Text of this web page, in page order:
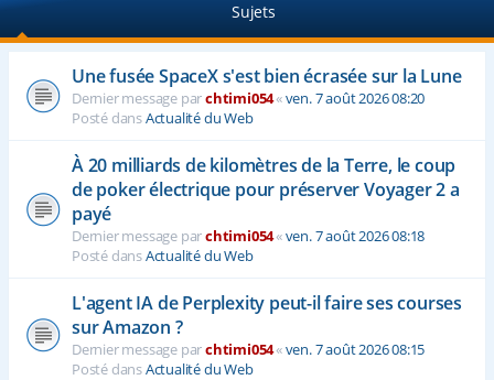
Sujets
Une fusée SpaceX s'est bien écrasée sur la Lune
Dernier message parchtimi054«ven. 7 août 2026 08:20
Posté dansActualité du Web
À 20 milliards de kilomètres de la Terre, le coup
de poker électrique pour préserver Voyager 2 a
payé
Dernier message parchtimi054«ven. 7 août 2026 08:18
Posté dansActualité du Web
L'agent IA de Perplexity peut-il faire ses courses
sur Amazon ?
Dernier message parchtimi054«ven. 7 août 2026 08:15
Posté dansActualité du Web